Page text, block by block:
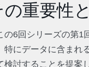
重要性
6回シリーズの第1
特にデータに含まれ
検討することを提案